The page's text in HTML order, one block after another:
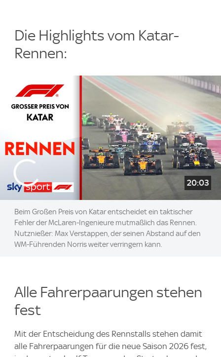
Die Highlights vom Katar-
Rennen:
20:03
Beim Großen Preis von Katar entscheidet ein taktischer
Fehler der McLaren-Ingenieure mutmaßlich das Rennen.
Nutznießer: Max Verstappen, der seinen Abstand auf den
WM-Führenden Norris weiter verringern kann.
Alle Fahrerpaarungen stehen
fest
Mit der Entscheidung des Rennstalls stehen damit
alle Fahrerpaarungen für die neue Saison 2026 fest,